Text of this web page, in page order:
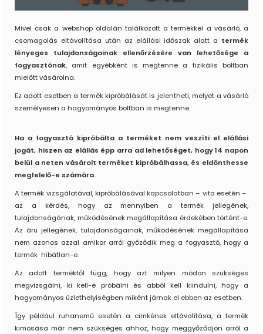
Mivel csak a webshop oldalán találkozott a termékkel a vásárló, a
csomagolás eltávolítása után az elállási időszak alatt a termék
lényeges tulajdonságainak ellenőrzésére van lehetősége a
fogyasztónak, amit egyébként is megtenne a fizikális boltban
mielőtt vásárolna.
Ez adott esetben a termék kipróbálását is jelentheti, melyet a vásárló
személyesen a hagyományos boltban is megtenne.
Ha a fogyasztó kipróbálta a terméket nem veszíti el elállási
jogát, hiszen az elállás épp arra ad lehetőséget, hogy 14 napon
belül a neten vásárolt terméket kipróbálhassa, és eldönthesse
megfelelő-e számára.
A termék vizsgálatával, kipróbálásával kapcsolatban – vita esetén –
az a kérdés, hogy az mennyiben a termék jellegének,
tulajdonságának, működésének megállapítása érdekében történt-e.
Az áru jellegének, tulajdonságainak, működésének megállapítása
nem azonos azzal amikor arról győződik meg a fogyasztó, hogy a
termék hibátlan-e.
Az adott terméktől függ, hogy azt milyen módon szükséges
megvizsgálni, ki kell-e próbálni és abból kell kiindulni, hogy a
hagyományos üzlethelyiségben miként járnak el ebben az esetben.
Így például ruhanemű esetén a cimkének eltávolítása, a termék
kimosása már nem szükséges ahhoz, hogy meggyőződjön arról a